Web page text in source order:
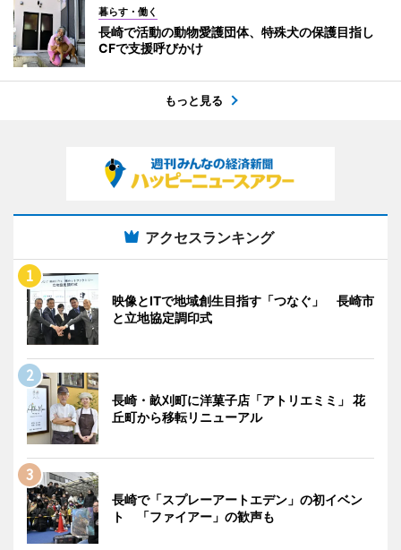
暮らす・働く
長崎で活動の動物愛護団体、特殊犬の保護目指し
CFで支援呼びかけ
もっと見る
アクセスランキング
映像とITで地域創生目指す「つなぐ」 長崎市
と立地協定調印式
長崎・畝刈町に洋菓子店「アトリエミミ」 花
丘町から移転リニューアル
長崎で「スプレーアートエデン」の初イベン
ト 「ファイアー」の歓声も